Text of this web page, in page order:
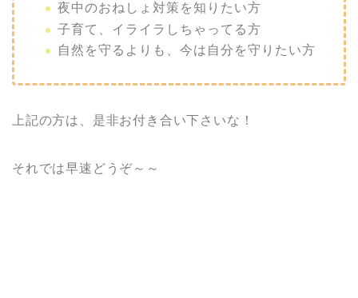
夜中のおねしょ対策を知りたい方
子育て、イライラしちゃってる方
自然を守るよりも、今は自分を守りたい方
上記の方は、是非お付き合い下さいな！
それでは早速どうぞ～～